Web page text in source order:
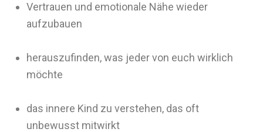
Vertrauen und emotionale Nähe wieder
aufzubauen
herauszufinden, was jeder von euch wirklich
möchte
das innere Kind zu verstehen, das oft
unbewusst mitwirkt